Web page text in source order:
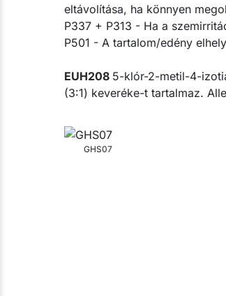
eltávolítása, ha könnyen
P337 + P313 - Ha a
P501 - A tartalom/edény
EUH208 5-klór-2-metil-4-
(3:1) keveréke-t tartalmaz.
GHS07